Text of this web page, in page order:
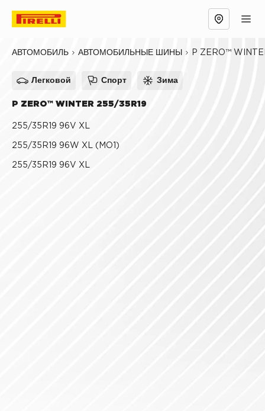
АВТОМОБИЛЬ АВТОМОБИЛЬНЫЕ ШИНЫ P ZERO™
Легковой Спорт Зима
P ZERO™ WINTER 255/35R19
255/35R19 96V XL
255/35R19 96W XL (MO1)
255/35R19 96V XL